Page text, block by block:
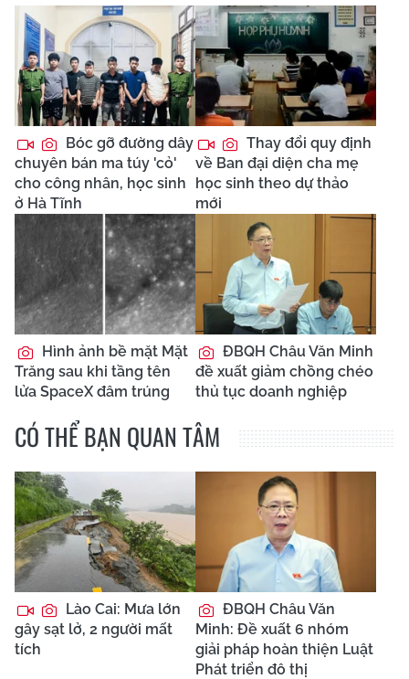
Bóc gỡ đường dây
chuyên bán ma túy 'cỏ'
cho công nhân, học sinh
ở Hà Tĩnh
Thay đổi quy định
về Ban đại diện cha mẹ
học sinh theo dự thảo
mới
Hình ảnh bề mặt Mặt
Trăng sau khi tầng tên
lửa SpaceX đâm trúng
ĐBQH Châu Văn Minh
đề xuất giảm chồng chéo
thủ tục doanh nghiệp
CÓ THỂ BẠN QUAN TÂM
Lào Cai: Mưa lớn
gây sạt lở, 2 người mất
tích
ĐBQH Châu Văn
Minh: Đề xuất 6 nhóm
giải pháp hoàn thiện Luật
Phát triển đô thị